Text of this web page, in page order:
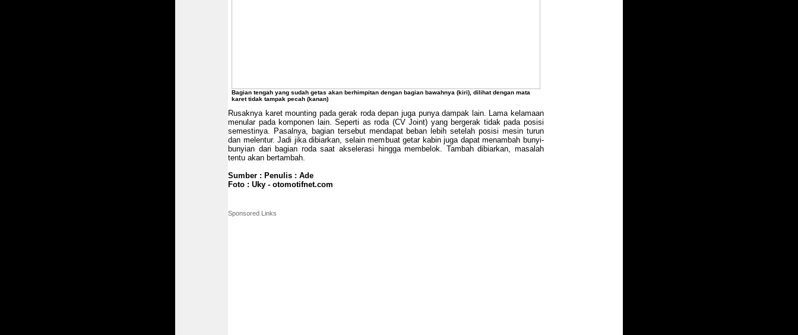
Bagian tengah yang sudah getas akan berhimpitan dengan bagian bawahnya (kiri), dilihat dengan mata
karet tidak tampak pecah (kanan)
Rusaknya karet mounting pada gerak roda depan juga punya dampak lain. Lama kelamaan
menular pada komponen lain. Seperti as roda (CV Joint) yang bergerak tidak pada posisi
semestinya. Pasalnya, bagian tersebut mendapat beban lebih setelah posisi mesin turun
dan melentur. Jadi jika dibiarkan, selain membuat getar kabin juga dapat menambah bunyi-
bunyian dari bagian roda saat akselerasi hingga membelok. Tambah dibiarkan, masalah
tentu akan bertambah.
Sumber : Penulis : Ade
Foto : Uky - otomotifnet.com
Sponsored Links